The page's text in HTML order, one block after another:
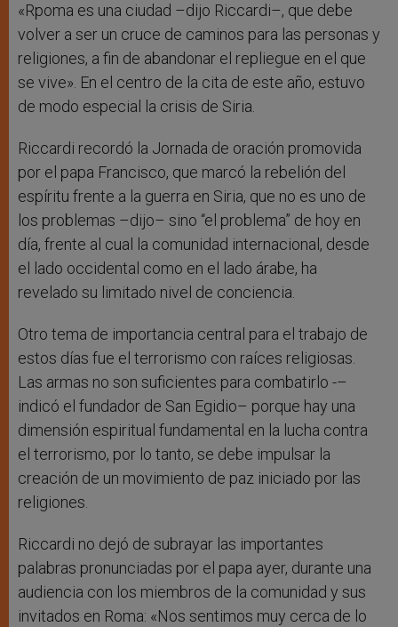
«Rpoma es una ciudad –dijo Riccardi–, que debe
volver a ser un cruce de caminos para las personas y
religiones, a fin de abandonar el repliegue en el que
se vive». En el centro de la cita de este año, estuvo
de modo especial la crisis de Siria.
Riccardi recordó la Jornada de oración promovida
por el papa Francisco, que marcó la rebelión del
espíritu frente a la guerra en Siria, que no es uno de
los problemas –dijo– sino “el problema” de hoy en
día, frente al cual la comunidad internacional, desde
el lado occidental como en el lado árabe, ha
revelado su limitado nivel de conciencia.
Otro tema de importancia central para el trabajo de
estos días fue el terrorismo con raíces religiosas.
Las armas no son suficientes para combatirlo -–
indicó el fundador de San Egidio– porque hay una
dimensión espiritual fundamental en la lucha contra
el terrorismo, por lo tanto, se debe impulsar la
creación de un movimiento de paz iniciado por las
religiones.
Riccardi no dejó de subrayar las importantes
palabras pronunciadas por el papa ayer, durante una
audiencia con los miembros de la comunidad y sus
invitados en Roma: «Nos sentimos muy cerca de lo